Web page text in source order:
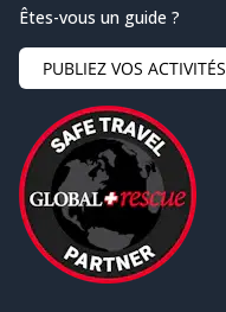
Êtes-vous un guide ?
PUBLIEZ VOS ACTIVITÉS